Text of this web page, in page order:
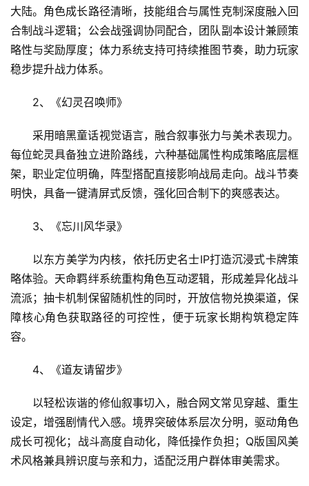
大陆。角色成长路径清晰，技能组合与属性克制深度融入回
合制战斗逻辑；公会战强调协同配合，团队副本设计兼顾策
略性与奖励厚度；体力系统支持可持续推图节奏，助力玩家
稳步提升战力体系。
2、《幻灵召唤师》
采用暗黑童话视觉语言，融合叙事张力与美术表现力。
每位蛇灵具备独立进阶路线，六种基础属性构成策略底层框
架，职业定位明确，阵型搭配直接影响战局走向。战斗节奏
明快，具备一键清屏式反馈，强化回合制下的爽感表达。
3、《忘川风华录》
以东方美学为内核，依托历史名士IP打造沉浸式卡牌策
略体验。天命羁绊系统重构角色互动逻辑，形成差异化战斗
流派；抽卡机制保留随机性的同时，开放信物兑换渠道，保
障核心角色获取路径的可控性，便于玩家长期构筑稳定阵
容。
4、《道友请留步》
以轻松诙谐的修仙叙事切入，融合网文常见穿越、重生
设定，增强剧情代入感。境界突破体系层次分明，驱动角色
成长可视化；战斗高度自动化，降低操作负担；Q版国风美
术风格兼具辨识度与亲和力，适配泛用户群体审美需求。